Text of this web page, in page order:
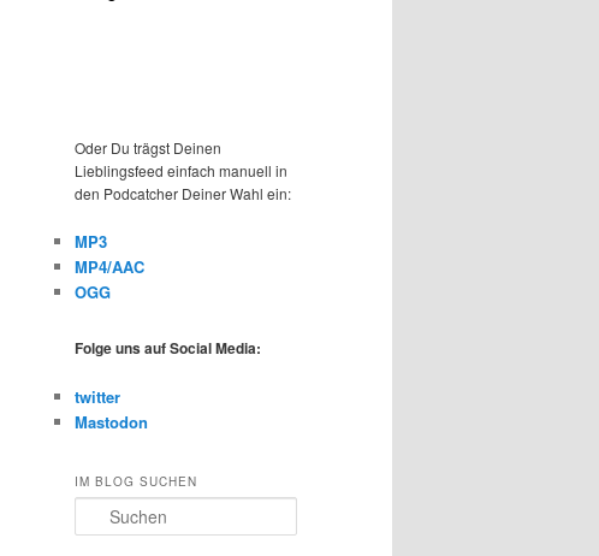
Oder Du trägst Deinen
Lieblingsfeed einfach manuell in
den Podcatcher Deiner Wahl ein:
MP3
MP4/AAC
OGG
Folge uns auf Social Media:
twitter
Mastodon
IM BLOG SUCHEN
u